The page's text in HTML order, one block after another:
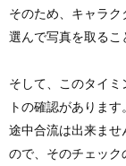
そのため、キャラク
選んで写真を取るこ
そして、このタイ
トの確認があります。
途中合流は出来ま
ので、そのチェッ